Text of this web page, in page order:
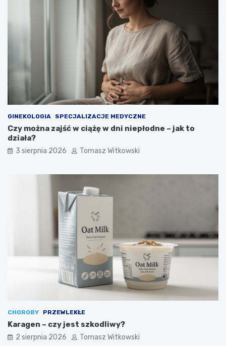
GINEKOLOGIA SPECJALIZACJE MEDYCZNE
Czy można zajść w ciążę w dni niepłodne – jak to
działa?
3 sierpnia 2026 Tomasz Witkowski
CHOROBY PRZEWLEKŁE
Karagen – czy jest szkodliwy?
2 sierpnia 2026 Tomasz Witkowski